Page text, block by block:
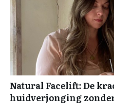
Natural Facelift: De
huidverjonging